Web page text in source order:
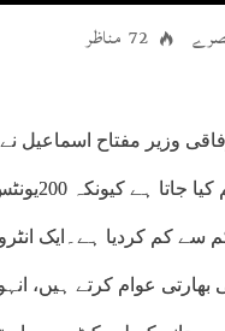
72 مناظر
وزیر مفتاح
میں بجلی
سے کم کردیا ہے۔ایک
عوام کرتے ہیں،